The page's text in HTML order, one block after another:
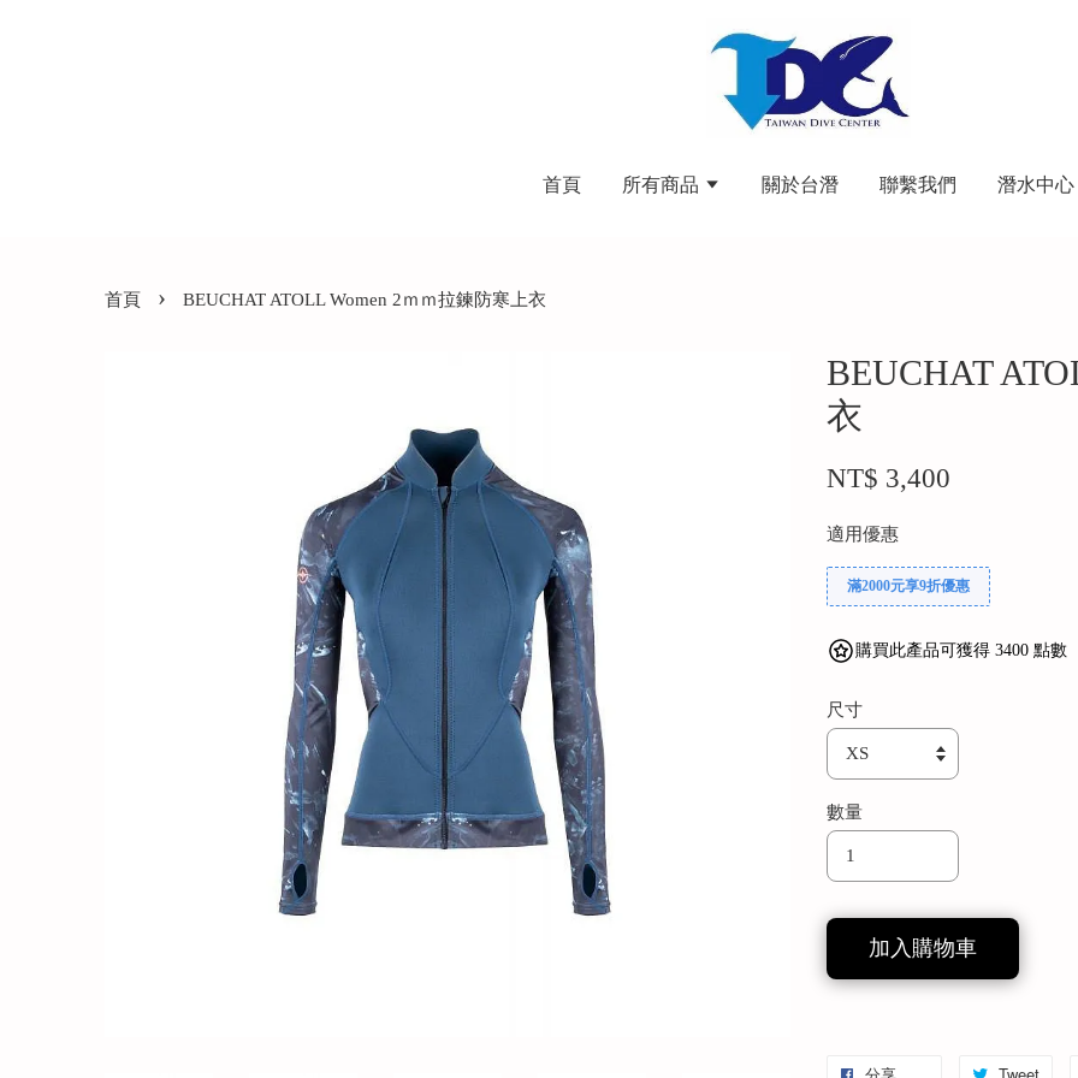
首頁 所有商品 關於台潛 聯繫我們 潛水中心
首頁 › BEUCHAT ATOLL Women 2ｍｍ拉鍊防寒上衣
BEUCHAT
衣
NT$ 3,400
適用優惠
滿2000元享9折優惠
購買此產品可獲得 3400 點數
尺寸
數量
加入購物車